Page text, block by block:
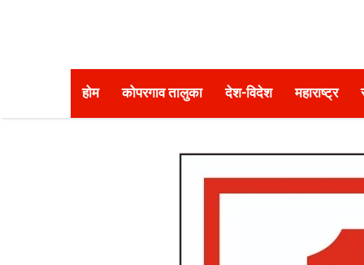
होम कोपरगाव तालुका देश-विदेश महाराष्ट्र